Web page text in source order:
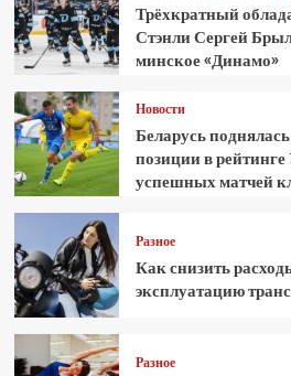
Трёхкратный
Стэнли Сергей
минское «Динамо»
Новости
Беларусь
позиции в
успешных матчей
Разное
Как снизить
эксплуатацию
Разное